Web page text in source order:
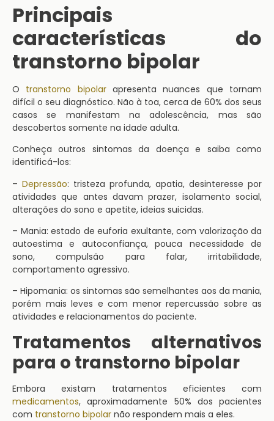
Principais
características do
transtorno bipolar
O transtorno bipolarapresenta nuances que tornam
difícil o seu diagnóstico. Não à toa, cerca de 60% dos seus
casos se manifestam na adolescência, mas são
descobertos somente na idade adulta.
Conheça outros sintomas da doença e saiba como
identificá-los:
– Depressão: tristeza profunda, apatia, desinteresse por
atividades que antes davam prazer, isolamento social,
alterações do sono e apetite, ideias suicidas.
– Mania: estado de euforia exultante, com valorização da
autoestima e autoconfiança, pouca necessidade de
sono, compulsão para falar, irritabilidade,
comportamento agressivo.
– Hipomania: os sintomas são semelhantes aos da mania,
porém mais leves e com menor repercussão sobre as
atividades e relacionamentos do paciente.
Tratamentos alternativos
para o transtorno bipolar
Embora existam tratamentos eficientes com
medicamentos, aproximadamente 50% dos pacientes
com transtorno bipolar não respondem mais a eles.